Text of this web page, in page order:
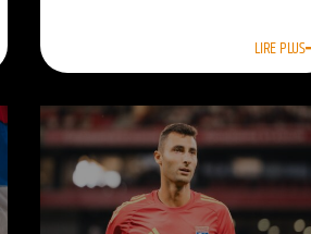
LIRE PLUS